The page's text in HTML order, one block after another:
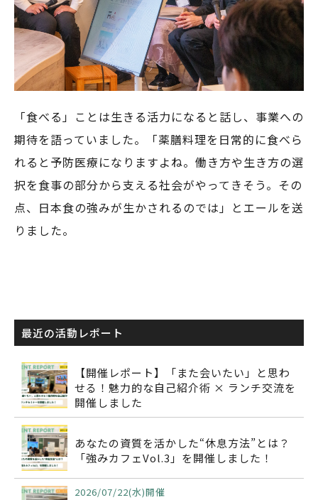
「食べる」ことは生きる活力になると話し、事業への
期待を語っていました。「薬膳料理を日常的に食べら
れると予防医療になりますよね。働き方や生き方の選
択を食事の部分から支える社会がやってきそう。その
点、日本食の強みが生かされるのでは」とエールを送
りました。
最近の活動レポート
【開催レポート】「また会いたい」と思わ
せる！魅力的な自己紹介術 × ランチ交流を
開催しました
あなたの資質を活かした“休息方法”とは？
「強みカフェVol.3」を開催しました！
2026/07/22(水)開催